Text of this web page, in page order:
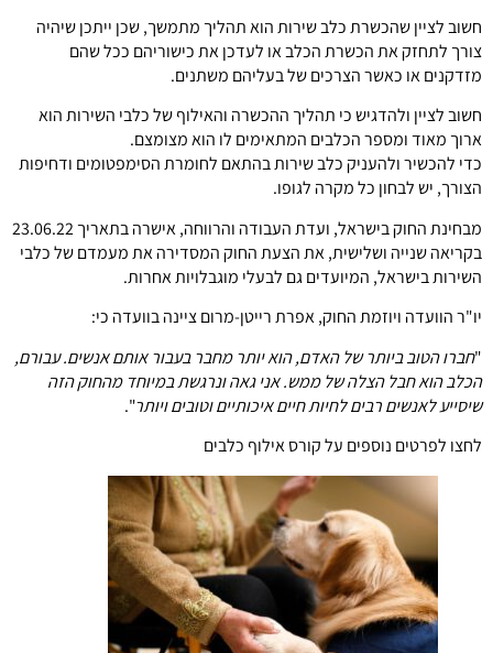
חשוב לציין שהכשרת כלב שירות הוא תהליך מתמשך, שכן ייתכן שיהיה
צורך לתחזק את הכשרת הכלב או לעדכן את כישוריהם ככל שהם
מזדקנים או כאשר הצרכים של בעליהם משתנים.
חשוב לציין ולהדגיש כי תהליך ההכשרה והאילוף של כלבי השירות הוא
ארוך מאוד ומספר הכלבים המתאימים לו הוא מצומצם.
כדי להכשיר ולהעניק כלב שירות בהתאם לחומרת הסימפטומים ודחיפות
הצורך, יש לבחון כל מקרה לגופו.
מבחינת החוק בישראל, ועדת העבודה והרווחה, אישרה בתאריך 23.06.22
בקריאה שנייה ושלישית, את הצעת החוק המסדירה את מעמדם של כלבי
השירות בישראל, המיועדים גם לבעלי מוגבלויות אחרות.
יו"ר הוועדה ויוזמת החוק, אפרת רייטן-מרום ציינה בוועדה כי:
"חברו הטוב ביותר של האדם, הוא יותר מחבר בעבור אותם אנשים. עבורם,
הכלב הוא חבל הצלה של ממש. אני גאה ונרגשת במיוחד מהחוק הזה
שיסייע לאנשים רבים לחיות חיים איכותיים וטובים ויותר".
לחצו לפרטים נוספים על קורס אילוף כלבים